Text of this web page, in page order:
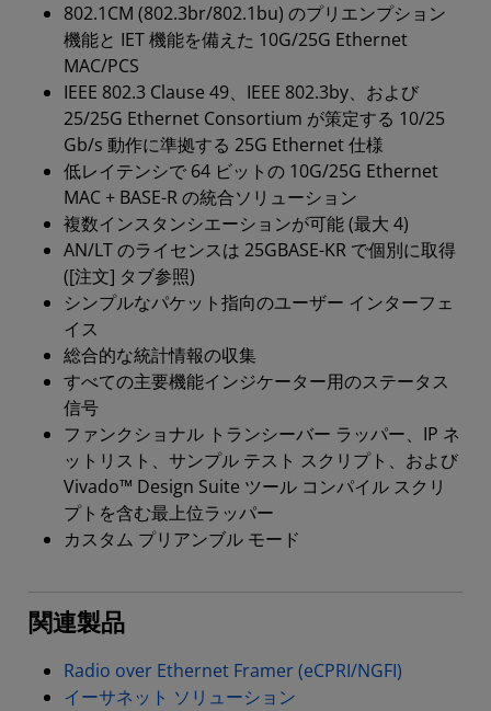
802.1CM (802.3br/802.1bu) のプリエンプション
機能と IET 機能を備えた 10G/25G Ethernet
MAC/PCS
IEEE 802.3 Clause 49、IEEE 802.3by、および
25/25G Ethernet Consortium が策定する 10/25
Gb/s 動作に準拠する 25G Ethernet 仕様
低レイテンシで 64 ビットの 10G/25G Ethernet
MAC + BASE-R の統合ソリューション
複数インスタンシエーションが可能 (最大 4)
AN/LT のライセンスは 25GBASE-KR で個別に取得
([注文] タブ参照)
シンプルなパケット指向のユーザー インターフェ
イス
総合的な統計情報の収集
すべての主要機能インジケーター用のステータス
信号
ファンクショナル トランシーバー ラッパー、IP ネ
ットリスト、サンプル テスト スクリプト、および
Vivado™ Design Suite ツール コンパイル スクリ
プトを含む最上位ラッパー
カスタム プリアンブル モード
関連製品
Radio over Ethernet Framer (eCPRI/NGFI)
イーサネット ソリューション